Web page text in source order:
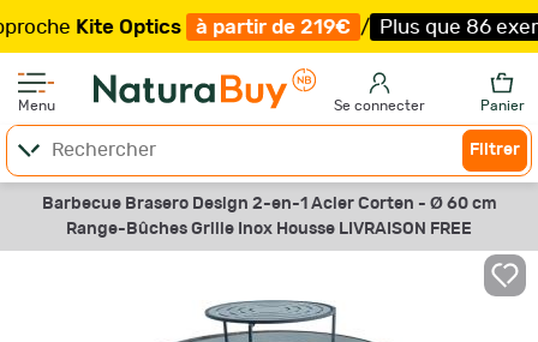
Kite Optics à partir de 219€ / Plus que 86
Menu Se connecter Panier
Filtrer
Barbecue Brasero Design 2-en-1 Acier Corten - Ø 60 cm
Range-Bûches Grille Inox Housse LIVRAISON FREE